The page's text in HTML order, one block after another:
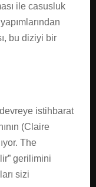
ile casusluk
bu diziyi bir
istihbarat
(Claire
The
gerilimini
sizi